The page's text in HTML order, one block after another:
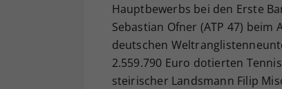
Hauptbewerbs bei den Erste
Sebastian Ofner (ATP 47)
deutschen
2.559.790 Euro dotierten
steirischer Landsmann Filip